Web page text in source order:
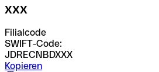
XXX
Filialcode
SWIFT-Code:
JDRECNBDXXX
Kopieren